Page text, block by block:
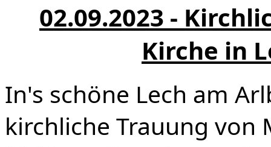
02.09.2023 -
Kirche in
In's schöne Lech am
kirchliche Trauung von